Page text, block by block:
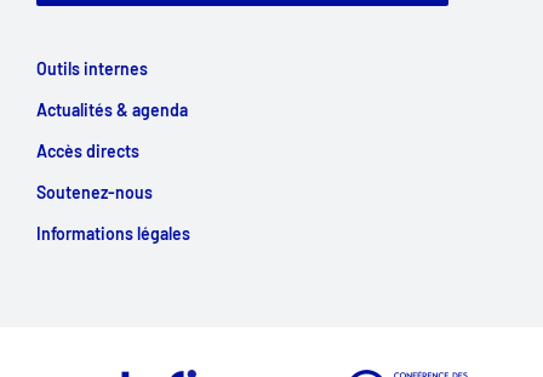
Outils internes
Actualités & agenda
Accès directs
Soutenez-nous
Informations légales